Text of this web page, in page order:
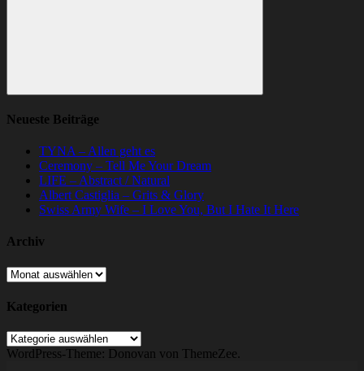
Suchen
Neueste Beiträge
TYNA – Allen geht es
Ceremony – Tell Me Your Dream
LIFE – Abstract / Natural
Albert Castiglia – Grits & Glory
Swiss Army Wife – I Love You, But I Hate It Here
Archiv
Archiv
Kategorien
Kategorien
WordPress-Theme: Donovan von ThemeZee.